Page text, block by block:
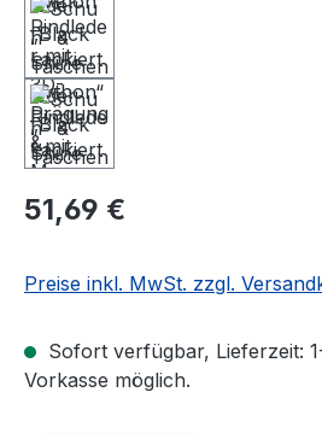
Regulärer Preis:
51,69 €
Preise inkl. MwSt. zzgl.
Sofort verfügbar, Lieferzeit:
Vorkasse möglich.